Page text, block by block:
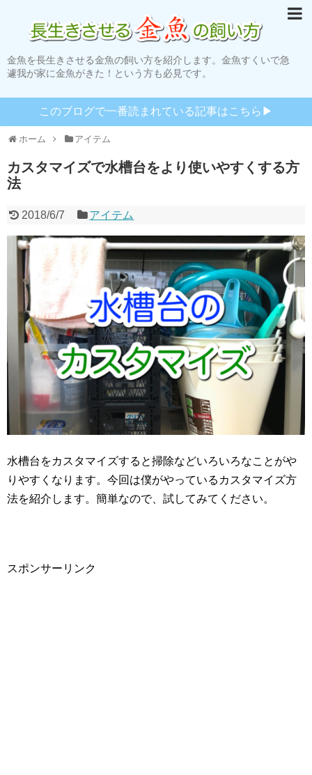
金魚を長生きさせる金魚の飼い方を紹介します。金魚すくいで急
遽我が家に金魚がきた！という方も必見です。
このブログで一番読まれている記事はこちら▶︎
ホーム アイテム
カスタマイズで水槽台をより使いやすくする方
法
2018/6/7 アイテム
水槽台をカスタマイズすると掃除などいろいろなことがや
りやすくなります。今回は僕がやっているカスタマイズ方
法を紹介します。簡単なので、試してみてください。
スポンサーリンク